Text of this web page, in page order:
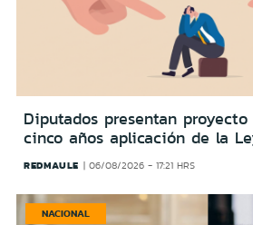
Diputados presentan
cinco años aplicación de la
REDMAULE 06/08/2026 - 17:21 HRS
NACIONAL